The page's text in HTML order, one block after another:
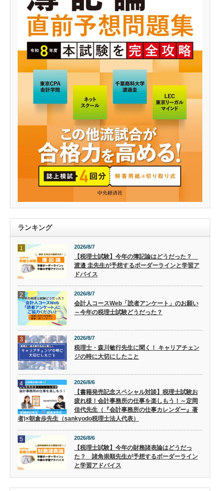
ランキング
1 2026/8/7
【税理士試験】今年の簿記論はどうだった？
渡邉 圭先生が予想するボーダーラインと学習ア
ドバイス
2 2026/8/7
会計人コースWeb「読者アンケート」のお願い
～今年の税理士試験どうだった？
3 2026/8/7
税理士・森川敏行先生に聞く！ キャリアチェン
ジの時に大切にしたこと
4 2026/8/6
【書籍発売記念スペシャル対談】税理士試験お
疲れ様！会計事務所の仕事を楽しもう！～定岡
佳代先生（『会計事務所の仕事カレンダー』著
者)×朝倉歩先生（sankyodo税理士法人代表）
5 2026/8/6
【税理士試験】今年の財務諸表論はどうだっ
た？ 諸角崇順先生が予想するボーダーライン
と学習アドバイス